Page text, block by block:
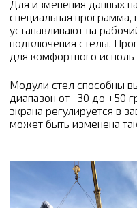
Для изменения данных
специальная
устанавливают на
подключения стелы.
для комфортного
Модули стел способны
диапазон от -30 до +50
экрана регулируется в
может быть изменена